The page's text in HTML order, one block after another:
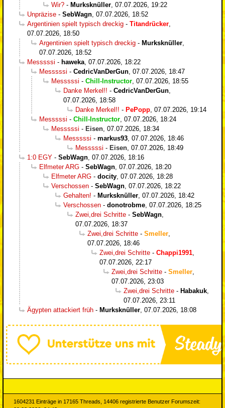
Wir? - Murksknüller 07.07.2026, 19:22
Unpräzise - SebWagn 07.07.2026, 18:52
Argentinien spielt typisch dreckig - Titandrücker
07.07.2026, 18:50
Argentinien spielt typisch dreckig - Murksknüller
07.07.2026, 18:52
Messsssi - haweka 07.07.2026, 18:22
Messsssi - CedricVanDerGun 07.07.2026, 18:47
Messsssi - Chill-Instructor 07.07.2026, 18:55
Danke Merkel!! - CedricVanDerGun
07.07.2026, 18:58
Danke Merkel!! - PePopp 07.07.2026, 19:14
Messsssi - Chill-Instructor 07.07.2026, 18:24
Messsssi - Eisen 07.07.2026, 18:34
Messsssi - markus93 07.07.2026, 18:46
Messsssi - Eisen 07.07.2026, 18:49
1:0 EGY - SebWagn 07.07.2026, 18:16
Elfmeter ARG - SebWagn 07.07.2026, 18:20
Elfmeter ARG - docity 07.07.2026, 18:28
Verschossen - SebWagn 07.07.2026, 18:22
Gehalten! - Murksknüller 07.07.2026, 18:42
Verschossen - donotrobme 07.07.2026, 18:25
Zwei,drei Schritte - SebWagn
07.07.2026, 18:37
Zwei,drei Schritte - Smeller
07.07.2026, 18:46
Zwei,drei Schritte - Chappi1991
07.07.2026, 22:17
Zwei,drei Schritte - Smeller
07.07.2026, 23:03
Zwei,drei Schritte - Habakuk
07.07.2026, 23:11
Ägypten attackiert früh - Murksknüller 07.07.2026, 18:08
1604231 Einträge in 17165 Threads, 14406 registrierte Benutzer Forumszeit: